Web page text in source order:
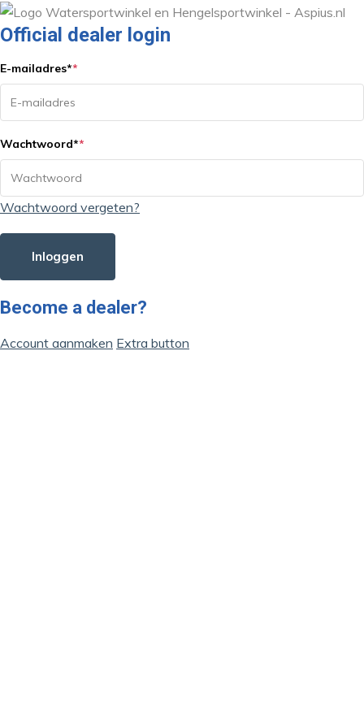
Official dealer login
E-mailadres**
Wachtwoord**
Wachtwoord vergeten?
Inloggen
Become a dealer?
Account aanmaken Extra button